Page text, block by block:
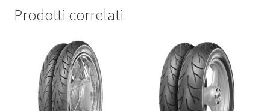
Prodotti correlati